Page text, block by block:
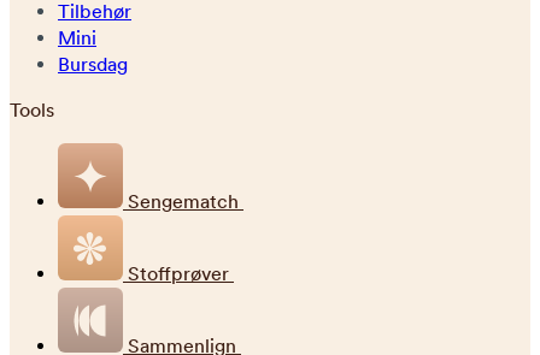
Tilbehør
Mini
Bursdag
Tools
Sengematch
Stoffprøver
Sammenlign